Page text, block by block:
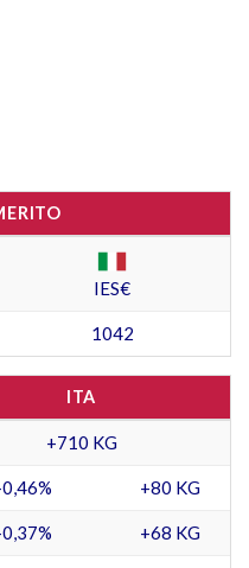
IES€
1042
ITA
+710 KG
+80 KG
+68 KG